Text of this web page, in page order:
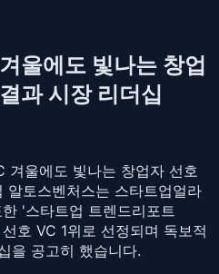
울에도 빛나는 창업
과 시장 리더십
겨울에도 빛나는 창업자 선호
알토스벤처스는 스타트업얼라
'스타트업 트렌드리포트
호 VC 1위로 선정되며 독보적
을 공고히 했습니다.